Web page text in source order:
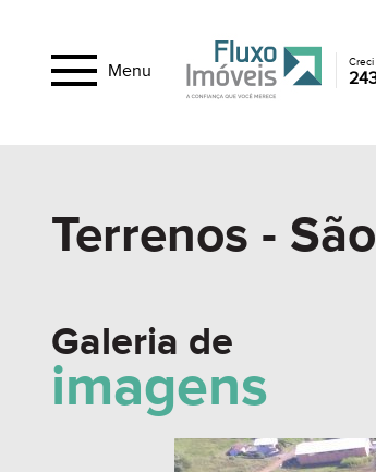
Menu Creci
Terrenos -
Galeria de
imagens